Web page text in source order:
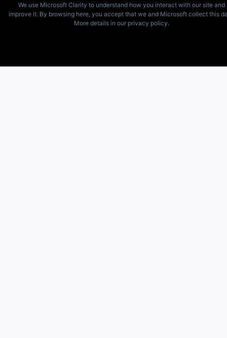
We use Microsoft Clarity to understand how you interact with our site and
improve it. By browsing here, you accept that we and Microsoft collect this
More details in our privacy policy.